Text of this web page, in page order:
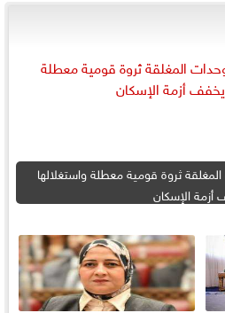
ثروة قومية معطلة واستغلالها
الإسكان